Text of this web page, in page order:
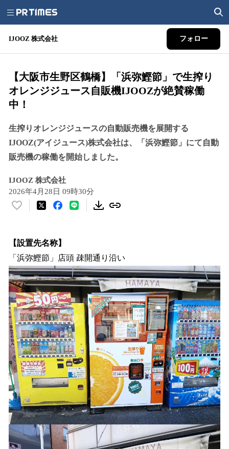
IJOOZ 株式会社 フォロー
【大阪市生野区鶴橋】「浜弥鰹節」で生搾り
オレンジジュース自販機IJOOZが絶賛稼働
中！
生搾りオレンジジュースの自動販売機を展開する
IJOOZ(アイジュース)株式会社は、「浜弥鰹節」にて自動
販売機の稼働を開始しました。
IJOOZ 株式会社
2026年4月28日 09時30分
い
！
数
を
読
み
込
み
中
で
す
【設置先名称】
「浜弥鰹節」店頭 疎開通り沿い